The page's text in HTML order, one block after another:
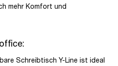
mehr Komfort und
Schreibtisch Y-Line ist ideal